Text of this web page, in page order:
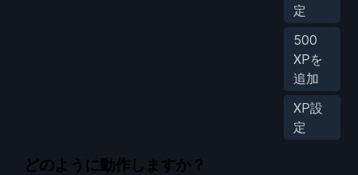
定
500
XPを
追加
XP設
定
どのように動作しますか？